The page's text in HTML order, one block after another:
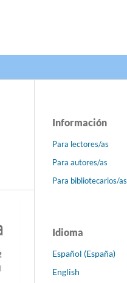
Información
Para lectores/as
Para autores/as
Para bibliotecarios/as
Idioma
Español (España)
English